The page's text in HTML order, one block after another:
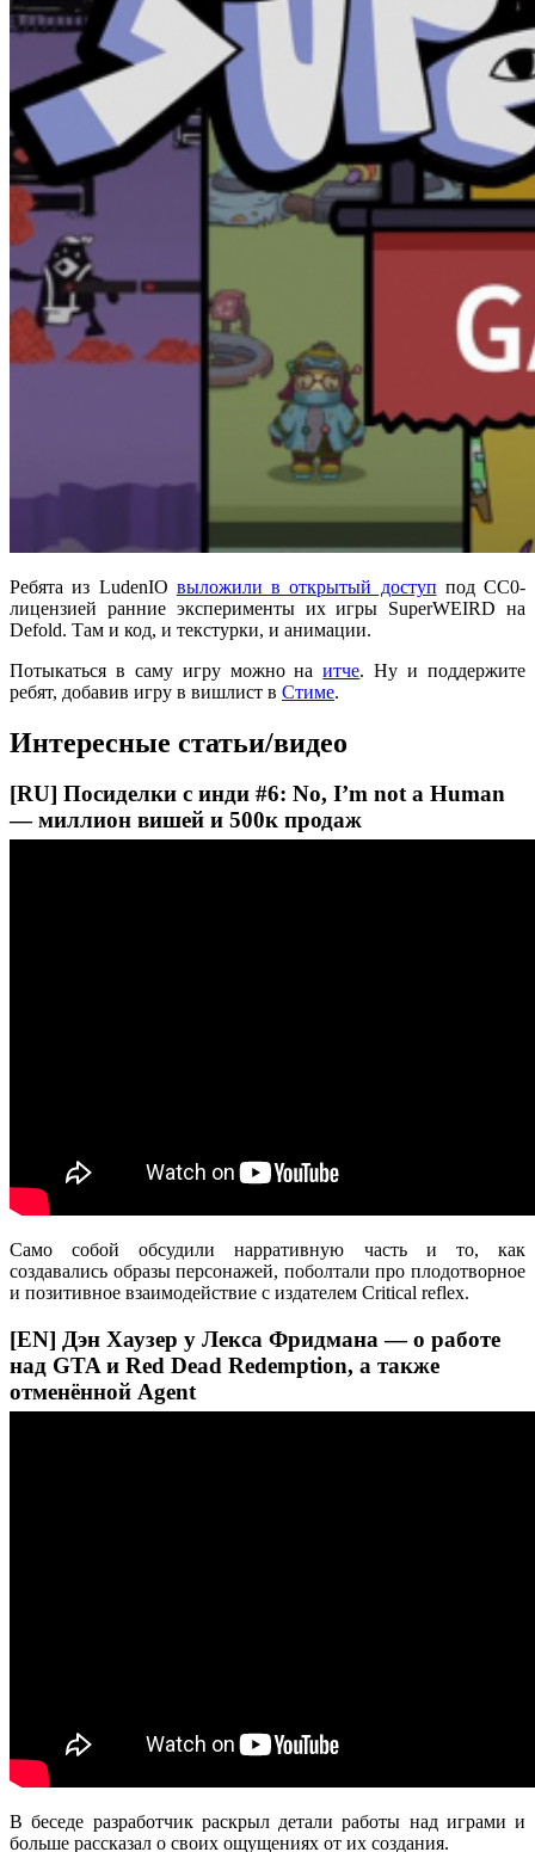
Ребята из LudenIO выложили в открытый доступ под CC0-
лицензией ранние эксперименты их игры SuperWEIRD на
Defold. Там и код, и текстурки, и анимации.
Потыкаться в саму игру можно наитче. Ну и поддержите
ребят, добавив игру в вишлист в Стиме.
Интересные статьи/видео
[RU] Посиделки с инди #6: No, I’m not a Human
— миллион вишей и 500к продаж
Само собой обсудили нарративную часть и то, как
создавались образы персонажей, поболтали про плодотворное
и позитивное взаимодействие с издателем Critical reflex.
[EN] Дэн Хаузер у Лекса Фридмана — о работе
над GTA и Red Dead Redemption, а также
отменённой Agent
В беседе разработчик раскрыл детали работы над играми и
больше рассказал о своих ощущениях от их создания.